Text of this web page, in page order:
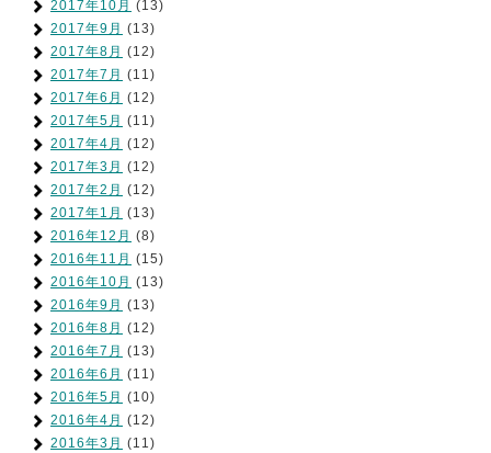
2017年10月 (13)
2017年9月 (13)
2017年8月 (12)
2017年7月 (11)
2017年6月 (12)
2017年5月 (11)
2017年4月 (12)
2017年3月 (12)
2017年2月 (12)
2017年1月 (13)
2016年12月 (8)
2016年11月 (15)
2016年10月 (13)
2016年9月 (13)
2016年8月 (12)
2016年7月 (13)
2016年6月 (11)
2016年5月 (10)
2016年4月 (12)
2016年3月 (11)